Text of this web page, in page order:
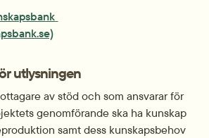
utlysningen
av stöd och som ansvarar för
genomförande ska ha kunskap
samt dess kunskapsbehov